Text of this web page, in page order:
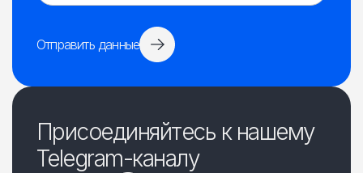
Отправить данные
Присоединяйтесь к нашему
Telegram-каналу